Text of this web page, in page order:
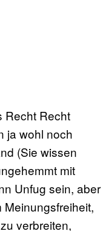
Recht Recht
ja wohl noch
(Sie wissen
mit
Unfug sein, aber
verbreiten,